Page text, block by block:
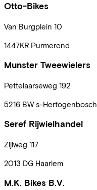
Otto-Bikes
Van Burgplein 10
1447KR Purmerend
Munster Tweewielers
Pettelaarseweg 192
5216 BW s-Hertogenbosch
Seref Rijwielhandel
Zijlweg 117
2013 DG Haarlem
M.K. Bikes B.V.